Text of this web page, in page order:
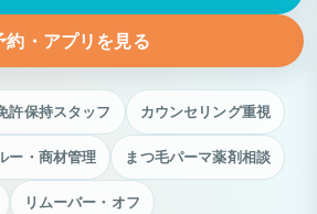
約・アプリを見る
許保持スタッフ カウンセリング重視
ー・商材管理 まつ毛パーマ薬剤相談
リムーバー・オフ